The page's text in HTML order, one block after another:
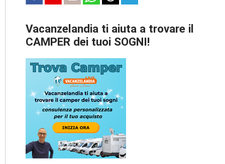
Vacanzelandia ti aiuta a trovare il
CAMPER dei tuoi SOGNI!